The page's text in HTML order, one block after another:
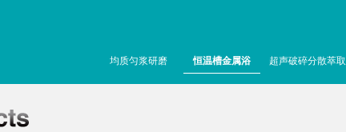
均质匀浆研磨 恒温槽金属浴 超声破碎分散萃取